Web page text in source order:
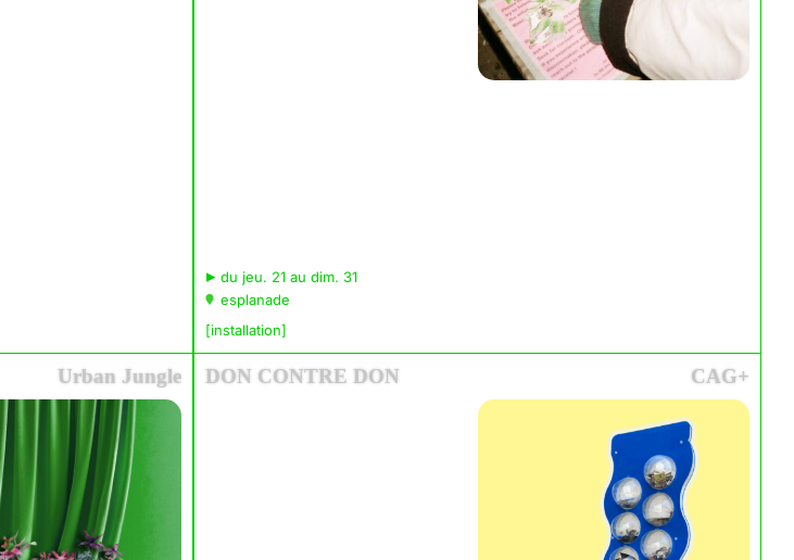
Urban Jungle
▸ du jeu. 21 au dim. 31
esplanade
[installation]
DON CONTRE DON CAG+